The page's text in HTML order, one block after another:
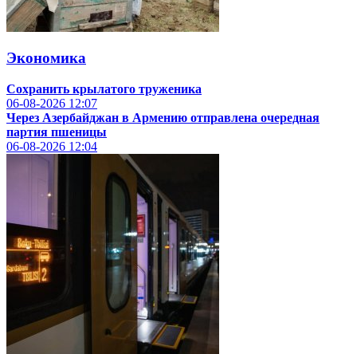
Экономика
Сохранить крылатого труженика
06-08-2026 12:07
Через Азербайджан в Армению отправлена очередная
партия пшеницы
06-08-2026 12:04